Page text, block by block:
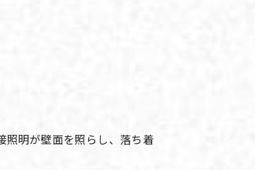
照明が壁面を照らし、落ち着